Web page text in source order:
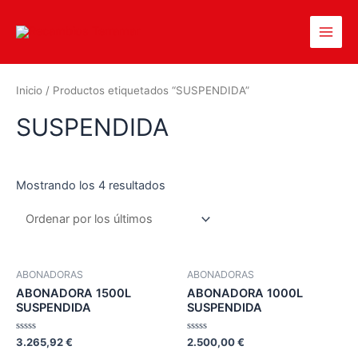
Inicio / Productos etiquetados “SUSPENDIDA”
SUSPENDIDA
Mostrando los 4 resultados
ABONADORAS
ABONADORA 1500L
SUSPENDIDA
Valorado
en
3.265,92€
ABONADORAS
ABONADORA 1000L
SUSPENDIDA
Valorado
en
2.500,00€